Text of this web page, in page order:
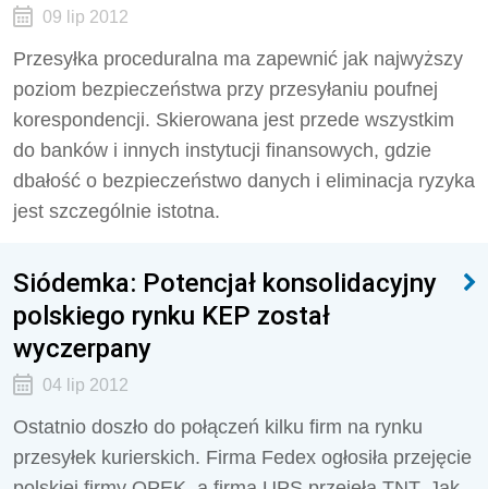
09 lip 2012
Przesyłka proceduralna ma zapewnić jak najwyższy
poziom bezpieczeństwa przy przesyłaniu poufnej
korespondencji. Skierowana jest przede wszystkim
do banków i innych instytucji finansowych, gdzie
dbałość o bezpieczeństwo danych i eliminacja ryzyka
jest szczególnie istotna.
Siódemka: Potencjał konsolidacyjny
polskiego rynku KEP został
wyczerpany
04 lip 2012
Ostatnio doszło do połączeń kilku firm na rynku
przesyłek kurierskich. Firma Fedex ogłosiła przejęcie